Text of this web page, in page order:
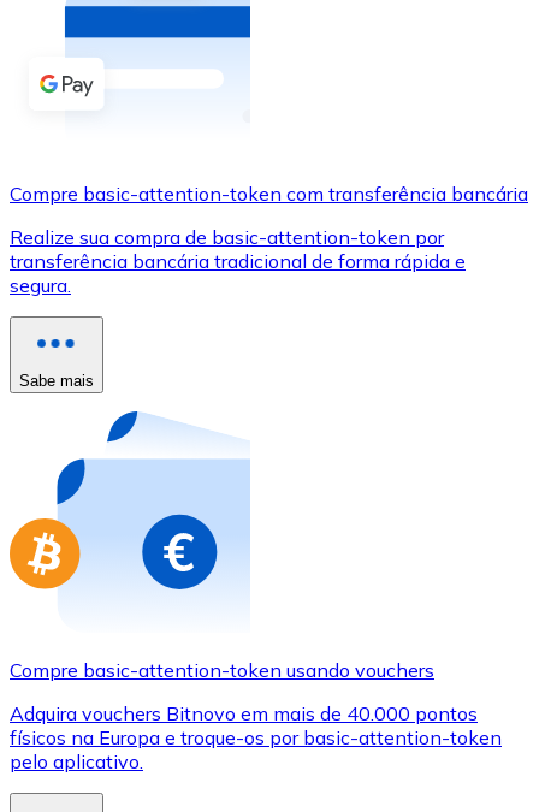
Comprar com transferência bancária
Comprar com cartão
Loja - Cartões-presente
Novo
Compre cartões-presente das suas marcas favoritas
Ir para a loja de cartões-presente
Compre basic-attention-token com transferência bancária
Realize sua compra de basic-attention-token por
transferência bancária tradicional de forma rápida e
segura.
Sabe mais
Compre basic-attention-token usando vouchers
Adquira vouchers Bitnovo em mais de 40.000 pontos
físicos na Europa e troque-os por basic-attention-token
pelo aplicativo.